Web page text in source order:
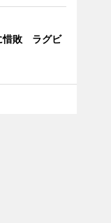
惜敗 ラグビ